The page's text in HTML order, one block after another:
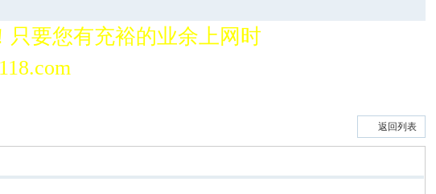
要您有充裕的业余上网时
国*三友画廊官方主办，希
返回列表